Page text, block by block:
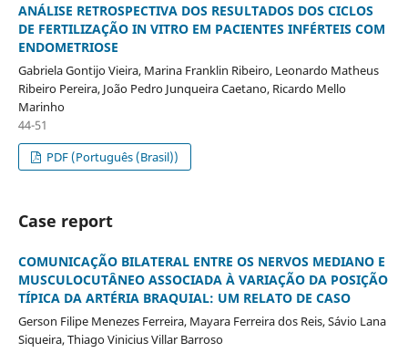
ANÁLISE RETROSPECTIVA DOS RESULTADOS DOS CICLOS
DE FERTILIZAÇÃO IN VITRO EM PACIENTES INFÉRTEIS COM
ENDOMETRIOSE
Gabriela Gontijo Vieira, Marina Franklin Ribeiro, Leonardo Matheus
Ribeiro Pereira, João Pedro Junqueira Caetano, Ricardo Mello
Marinho
44-51
PDF (Português (Brasil))
Case report
COMUNICAÇÃO BILATERAL ENTRE OS NERVOS MEDIANO E
MUSCULOCUTÂNEO ASSOCIADA À VARIAÇÃO DA POSIÇÃO
TÍPICA DA ARTÉRIA BRAQUIAL: UM RELATO DE CASO
Gerson Filipe Menezes Ferreira, Mayara Ferreira dos Reis, Sávio Lana
Siqueira, Thiago Vinicius Villar Barroso